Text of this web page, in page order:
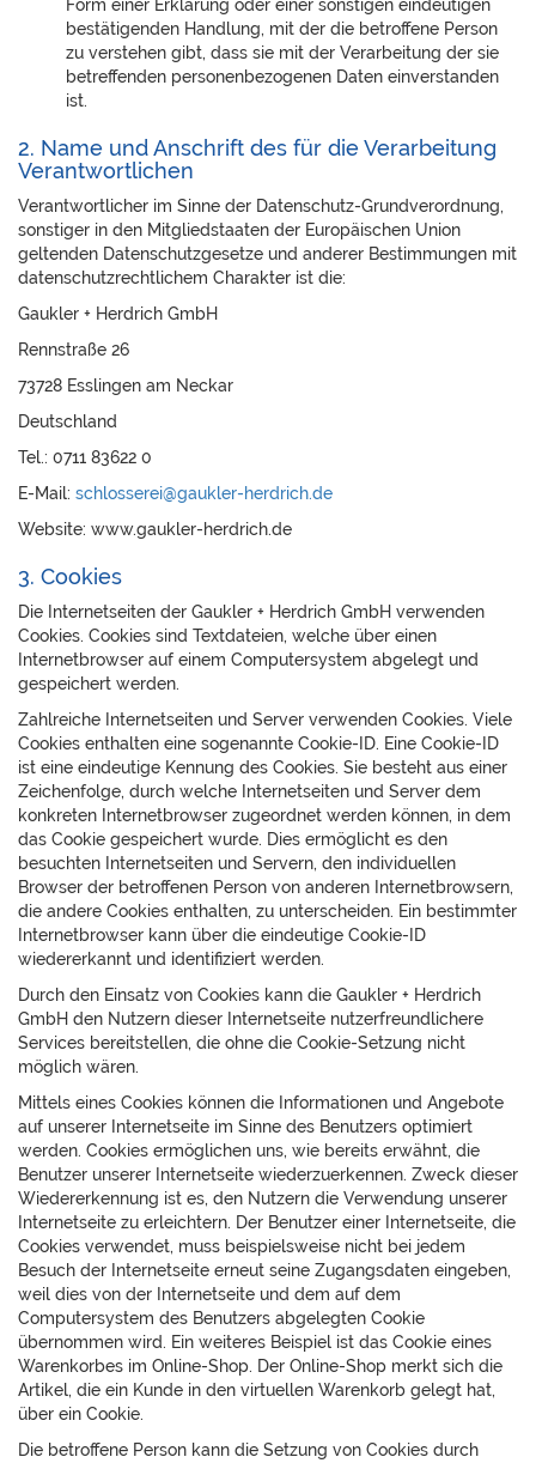
Form einer Erklärung oder einer sonstigen eindeutigen
bestätigenden Handlung, mit der die betroffene Person
zu verstehen gibt, dass sie mit der Verarbeitung der sie
betreffenden personenbezogenen Daten einverstanden
ist.
2. Name und Anschrift des für die Verarbeitung
Verantwortlichen
Verantwortlicher im Sinne der Datenschutz-Grundverordnung,
sonstiger in den Mitgliedstaaten der Europäischen Union
geltenden Datenschutzgesetze und anderer Bestimmungen mit
datenschutzrechtlichem Charakter ist die:
Gaukler + Herdrich GmbH
Rennstraße 26
73728 Esslingen am Neckar
Deutschland
Tel.: 0711 83622 0
E-Mail: schlosserei@gaukler-herdrich.de
Website: www.gaukler-herdrich.de
3. Cookies
Die Internetseiten der Gaukler + Herdrich GmbH verwenden
Cookies. Cookies sind Textdateien, welche über einen
Internetbrowser auf einem Computersystem abgelegt und
gespeichert werden.
Zahlreiche Internetseiten und Server verwenden Cookies. Viele
Cookies enthalten eine sogenannte Cookie-ID. Eine Cookie-ID
ist eine eindeutige Kennung des Cookies. Sie besteht aus einer
Zeichenfolge, durch welche Internetseiten und Server dem
konkreten Internetbrowser zugeordnet werden können, in dem
das Cookie gespeichert wurde. Dies ermöglicht es den
besuchten Internetseiten und Servern, den individuellen
Browser der betroffenen Person von anderen Internetbrowsern,
die andere Cookies enthalten, zu unterscheiden. Ein bestimmter
Internetbrowser kann über die eindeutige Cookie-ID
wiedererkannt und identifiziert werden.
Durch den Einsatz von Cookies kann die Gaukler + Herdrich
GmbH den Nutzern dieser Internetseite nutzerfreundlichere
Services bereitstellen, die ohne die Cookie-Setzung nicht
möglich wären.
Mittels eines Cookies können die Informationen und Angebote
auf unserer Internetseite im Sinne des Benutzers optimiert
werden. Cookies ermöglichen uns, wie bereits erwähnt, die
Benutzer unserer Internetseite wiederzuerkennen. Zweck dieser
Wiedererkennung ist es, den Nutzern die Verwendung unserer
Internetseite zu erleichtern. Der Benutzer einer Internetseite, die
Cookies verwendet, muss beispielsweise nicht bei jedem
Besuch der Internetseite erneut seine Zugangsdaten eingeben,
weil dies von der Internetseite und dem auf dem
Computersystem des Benutzers abgelegten Cookie
übernommen wird. Ein weiteres Beispiel ist das Cookie eines
Warenkorbes im Online-Shop. Der Online-Shop merkt sich die
Artikel, die ein Kunde in den virtuellen Warenkorb gelegt hat,
über ein Cookie.
Die betroffene Person kann die Setzung von Cookies durch